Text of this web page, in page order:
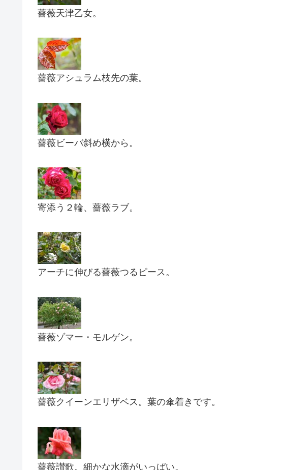
薔薇天津乙女。
薔薇アシュラム枝先の葉。
薔薇ビーバ斜め横から。
寄添う２輪、薔薇ラブ。
アーチに伸びる薔薇つるピース。
薔薇ゾマー・モルゲン。
薔薇クイーンエリザベス。葉の傘着きです。
薔薇讃歌。細かな水滴がいっぱい。